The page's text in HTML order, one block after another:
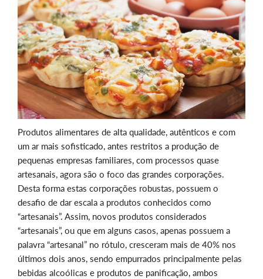
Produtos alimentares de alta qualidade, autênticos e com
um ar mais sofisticado, antes restritos a produção de
pequenas empresas familiares, com processos quase
artesanais, agora são o foco das grandes corporações.
Desta forma estas corporações robustas, possuem o
desafio de dar escala a produtos conhecidos como
“artesanais”. Assim, novos produtos considerados
“artesanais”, ou que em alguns casos, apenas possuem a
palavra “artesanal” no rótulo, cresceram mais de 40% nos
últimos dois anos, sendo empurrados principalmente pelas
bebidas alcoólicas e produtos de panificação, ambos